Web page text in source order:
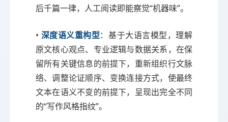
后千篇一律，人工阅读即能察觉“机器味”。
• 深度语义重构型：基于大语言模型，理解
原文核心观点、专业逻辑与数据关系，在保
留所有关键信息的前提下，重新组织行文脉
络、调整论证顺序、变换连接方式，使最终
文本在语义不变的前提下，呈现出完全不同
的“写作风格指纹”。